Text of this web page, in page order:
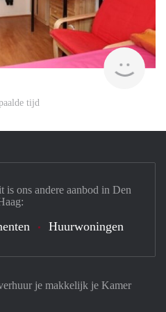
tijd
je makkelijk je Kamer
ons andere aanbod in Den
Huurwoningen